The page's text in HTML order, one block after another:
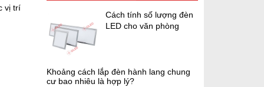
vị trí
Cách tính số lượng đèn
LED cho văn phòng
Khoảng cách lắp đèn hành lang chung
cư bao nhiêu là hợp lý?